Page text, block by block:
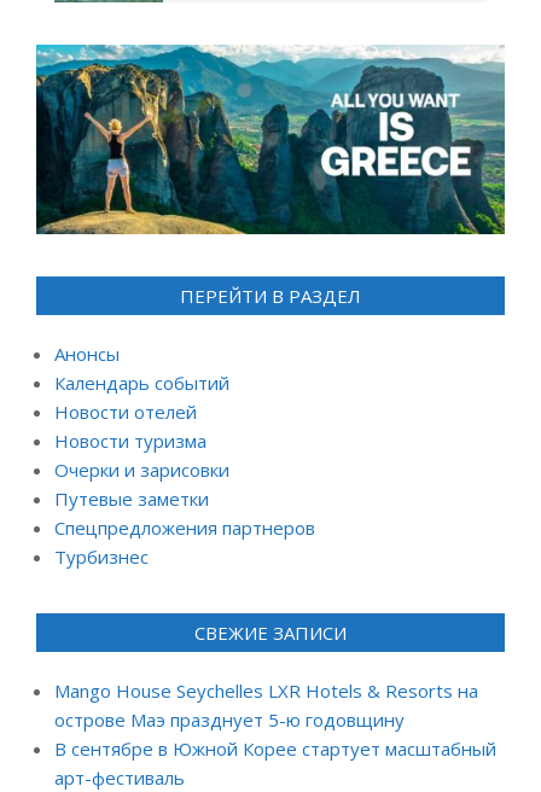
ПЕРЕЙТИ В РАЗДЕЛ
Анонсы
Календарь событий
Новости отелей
Новости туризма
Очерки и зарисовки
Путевые заметки
Спецпредложения партнеров
Турбизнес
СВЕЖИЕ ЗАПИСИ
Mango House Seychelles LXR Hotels & Resorts на
острове Маэ празднует 5-ю годовщину
В сентябре в Южной Корее стартует масштабный
арт-фестиваль